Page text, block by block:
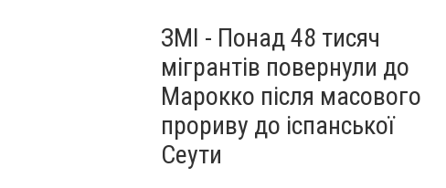
ЗМІ - Понад 48 тисяч
мігрантів повернули до
Марокко після масового
прориву до іспанської
Сеути